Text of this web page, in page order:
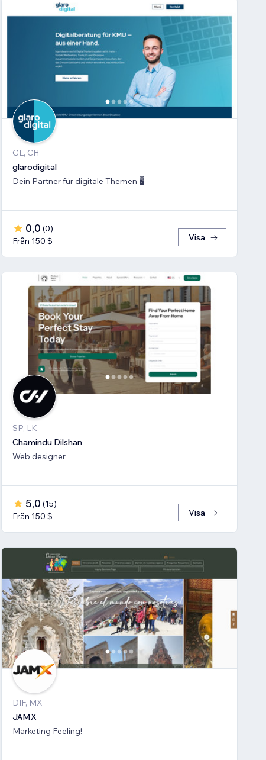
GL, CH
glarodigital
Dein Partner für digitale Themen 🖥️
0,0 (0)
Från 150 $
Visa
SP, LK
Chamindu Dilshan
Web designer
5,0 (15)
Från 150 $
Visa
DIF, MX
JAMX
Marketing Feeling!